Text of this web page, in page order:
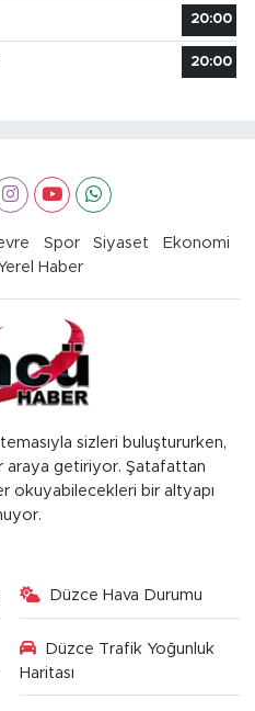
20:00
20:00
Spor Siyaset
Ekonomi
Haber
sizleri buluştururken,
araya getiriyor. Şatafattan
okuyabilecekleri bir altyapı
Düzce Hava Durumu
Düzce Trafik Yoğunluk
Haritası